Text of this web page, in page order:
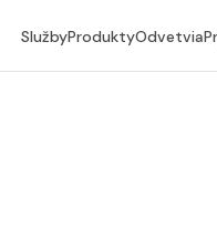
SlužbyProduktyOdvetvia